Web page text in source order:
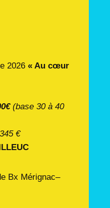
2026 « Au cœur
(base 30 à 40
€
Bx Mérignac–